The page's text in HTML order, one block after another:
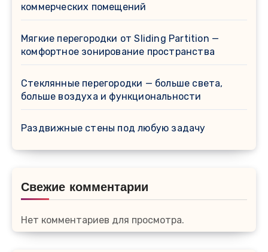
коммерческих помещений
Мягкие перегородки от Sliding Partition —
комфортное зонирование пространства
Стеклянные перегородки — больше света,
больше воздуха и функциональности
Раздвижные стены под любую задачу
Свежие комментарии
Нет комментариев для просмотра.